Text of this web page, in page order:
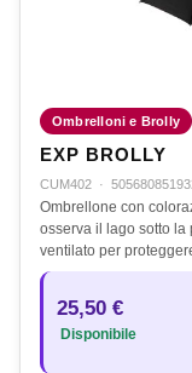
Ombrelloni e Brolly
EXP BROLLY
CUM402 ·
Ombrellone con
osserva il lago sotto
ventilato per
25,50 €
Disponibile